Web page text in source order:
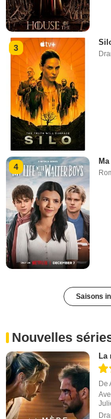
3
4
Saisons
Nouvelles
La
De